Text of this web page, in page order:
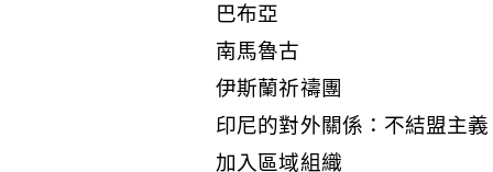
巴布亞
南馬魯古
伊斯蘭祈禱團
印尼的對外關係：不結盟主義
加入區域組織